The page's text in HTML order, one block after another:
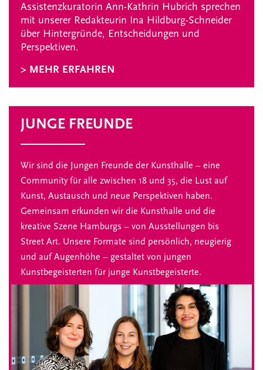
Assistenzkuratorin Ann-Kathrin Hubrich sprechen
mit unserer Redakteurin Ina Hildburg-Schneider
über Hintergründe, Entscheidungen und
Perspektiven.
> MEHR ERFAHREN
JUNGE FREUNDE
Wir sind die Jungen Freunde der Kunsthalle – eine
Community für alle zwischen 18 und 35, die Lust auf
Kunst, Austausch und neue Perspektiven haben.
Gemeinsam erkunden wir die Kunsthalle und die
kreative Szene Hamburgs – von Ausstellungen bis
Street Art. Unsere Formate sind persönlich, neugierig
und auf Augenhöhe – gestaltet von jungen
Kunstbegeisterten für junge Kunstbegeisterte.